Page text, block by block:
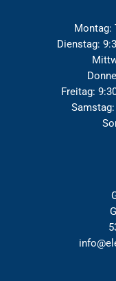
Montag:
Dienstag:
Freitag: